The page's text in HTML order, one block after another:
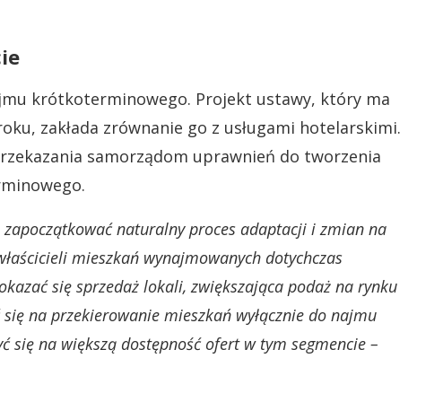
krótkoterminowego. Projekt ustawy, który ma
zakłada zrównanie go z usługami hotelarskimi.
samorządom uprawnień do tworzenia
naturalny proces adaptacji i zmian na
mieszkań wynajmowanych dotychczas
się sprzedaż lokali, zwiększająca podaż na rynku
na przekierowanie mieszkań wyłącznie do najmu
się na większą dostępność ofert w tym segmencie –